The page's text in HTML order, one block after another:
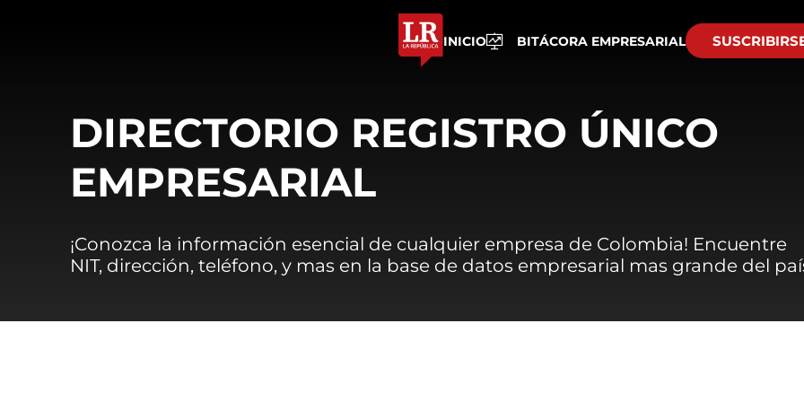
INICIO BITÁCORA EMPRESARIAL
DIRECTORIO REGISTRO ÚNICO
EMPRESARIAL
¡Conozca la información esencial de cualquier empresa de Colombia! Encuentre
NIT, dirección, teléfono, y mas en la base de datos empresarial mas grande del